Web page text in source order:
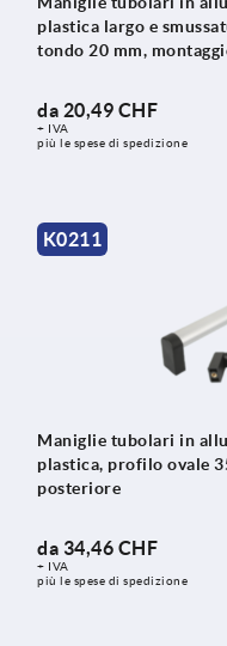
plastica largo e
tondo 20 mm,
da 20,49 CHF
+ IVA
più le spese di spedizione
K0211
Maniglie tubolari in
plastica, profilo ovale
posteriore
da 34,46 CHF
+ IVA
più le spese di spedizione